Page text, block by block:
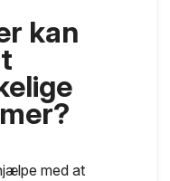
kan
med at